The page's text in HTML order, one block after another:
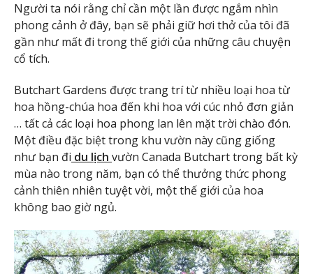
Người ta nói rằng chỉ cần một lần được ngắm nhìn
phong cảnh ở đây, bạn sẽ phải giữ hơi thở của tôi đã
gần như mất đi trong thế giới của những câu chuyện
cổ tích.
Butchart Gardens được trang trí từ nhiều loại hoa từ
hoa hồng-chúa hoa đến khi hoa với cúc nhỏ đơn giản
… tất cả các loại hoa phong lan lên mặt trời chào đón.
Một điều đặc biệt trong khu vườn này cũng giống
như bạn đi du lịch vườn Canada Butchart trong bất kỳ
mùa nào trong năm, bạn có thể thưởng thức phong
cảnh thiên nhiên tuyệt vời, một thế giới của hoa
không bao giờ ngủ.